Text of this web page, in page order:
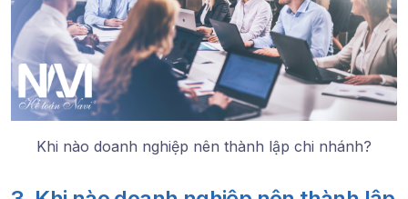
Khi nào doanh nghiệp nên thành lập chi nhánh?